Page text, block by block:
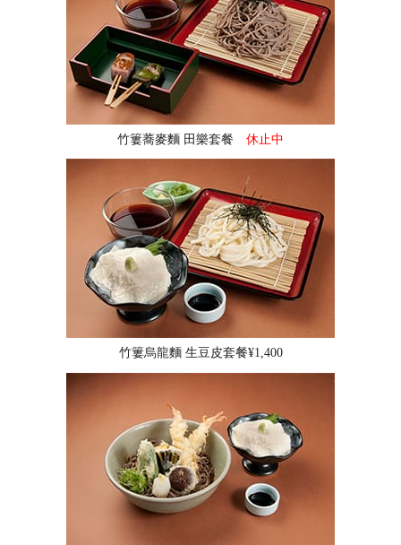
竹簍蕎麥麵 田樂套餐 休止中
竹簍烏龍麵 生豆皮套餐¥1,400